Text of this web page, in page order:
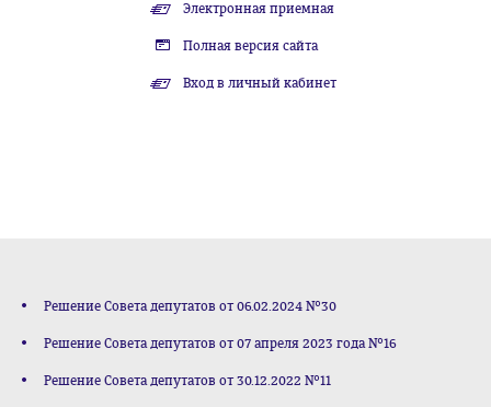
Электронная приемная
Полная версия сайта
Вход в личный кабинет
Решение Совета депутатов от 06.02.2024 №30
Решение Совета депутатов от 07 апреля 2023 года №16
Решение Совета депутатов от 30.12.2022 №11